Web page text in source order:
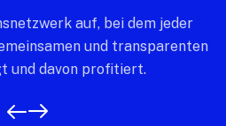
auf, bei dem jeder
und transparenten
und davon profitiert.